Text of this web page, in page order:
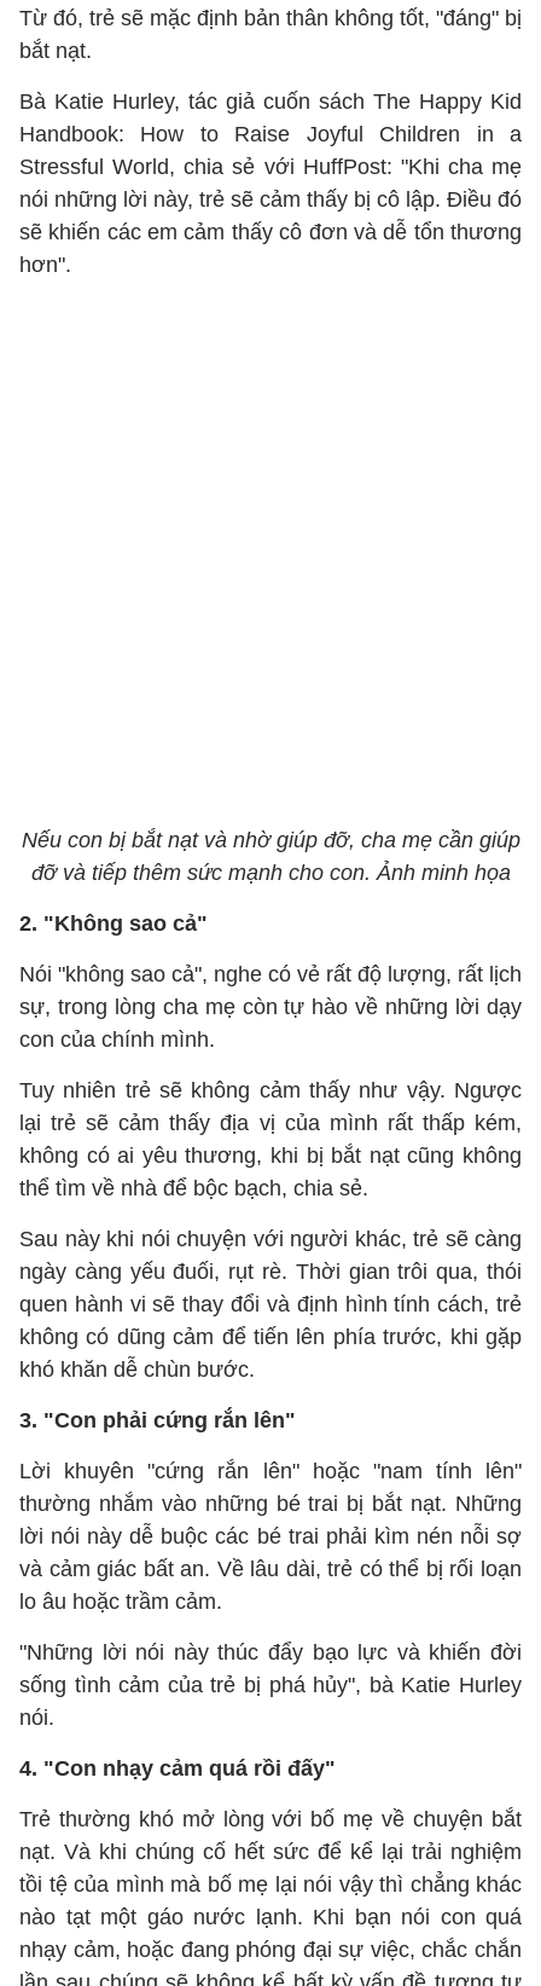
Từ đó, trẻ sẽ mặc định bản thân không tốt, "đáng" bị
bắt nạt.
Bà Katie Hurley, tác giả cuốn sách The Happy Kid
Handbook: How to Raise Joyful Children in a
Stressful World, chia sẻ với HuffPost: "Khi cha mẹ
nói những lời này, trẻ sẽ cảm thấy bị cô lập. Điều đó
sẽ khiến các em cảm thấy cô đơn và dễ tổn thương
hơn".
Nếu con bị bắt nạt và nhờ giúp đỡ, cha mẹ cần giúp
đỡ và tiếp thêm sức mạnh cho con. Ảnh minh họa
2. "Không sao cả"
Nói "không sao cả", nghe có vẻ rất độ lượng, rất lịch
sự, trong lòng cha mẹ còn tự hào về những lời dạy
con của chính mình.
Tuy nhiên trẻ sẽ không cảm thấy như vậy. Ngược
lại trẻ sẽ cảm thấy địa vị của mình rất thấp kém,
không có ai yêu thương, khi bị bắt nạt cũng không
thể tìm về nhà để bộc bạch, chia sẻ.
Sau này khi nói chuyện với người khác, trẻ sẽ càng
ngày càng yếu đuối, rụt rè. Thời gian trôi qua, thói
quen hành vi sẽ thay đổi và định hình tính cách, trẻ
không có dũng cảm để tiến lên phía trước, khi gặp
khó khăn dễ chùn bước.
3. "Con phải cứng rắn lên"
Lời khuyên "cứng rắn lên" hoặc "nam tính lên"
thường nhắm vào những bé trai bị bắt nạt. Những
lời nói này dễ buộc các bé trai phải kìm nén nỗi sợ
và cảm giác bất an. Về lâu dài, trẻ có thể bị rối loạn
lo âu hoặc trầm cảm.
"Những lời nói này thúc đẩy bạo lực và khiến đời
sống tình cảm của trẻ bị phá hủy", bà Katie Hurley
nói.
4. "Con nhạy cảm quá rồi đấy"
Trẻ thường khó mở lòng với bố mẹ về chuyện bắt
nạt. Và khi chúng cố hết sức để kể lại trải nghiệm
tồi tệ của mình mà bố mẹ lại nói vậy thì chẳng khác
nào tạt một gáo nước lạnh. Khi bạn nói con quá
nhạy cảm, hoặc đang phóng đại sự việc, chắc chắn